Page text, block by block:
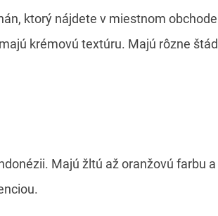
ktorý nájdete v miestnom
krémovú textúru. Majú rôzne
Majú žltú až oranžovú farbu